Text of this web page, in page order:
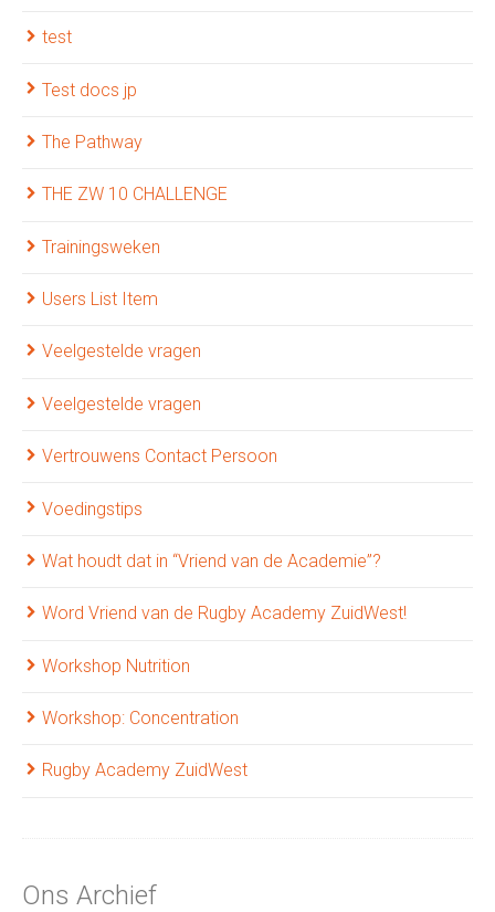
test
Test docs jp
The Pathway
THE ZW 10 CHALLENGE
Trainingsweken
Users List Item
Veelgestelde vragen
Veelgestelde vragen
Vertrouwens Contact Persoon
Voedingstips
Wat houdt dat in “Vriend van de Academie”?
Word Vriend van de Rugby Academy ZuidWest!
Workshop Nutrition
Workshop: Concentration
Rugby Academy ZuidWest
Ons Archief